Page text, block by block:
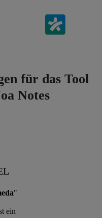
für das Tool
Notes
"
ein